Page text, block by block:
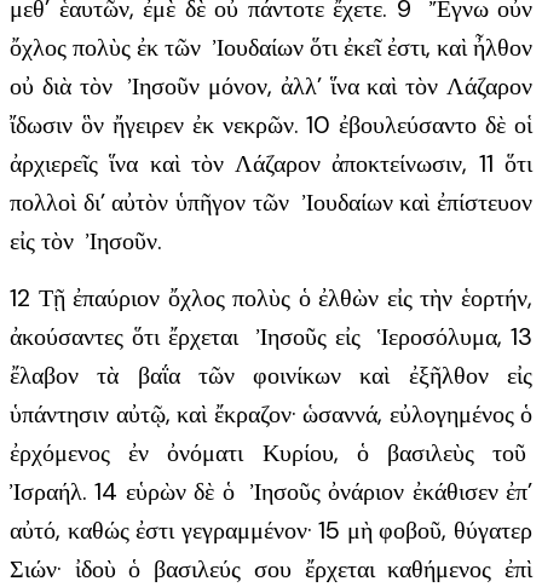
μεθ’ ἑαυτῶν, ἐμὲ δὲ οὐ πάντοτε ἔχετε. 9 Ἔγνω οὖν
ὄχλος πολὺς ἐκ τῶν Ἰουδαίων ὅτι ἐκεῖ ἐστι, καὶ ἦλθον
οὐ διὰ τὸν Ἰησοῦν μόνον, ἀλλ’ ἵνα καὶ τὸν Λάζαρον
ἴδωσιν ὃν ἤγειρεν ἐκ νεκρῶν. 10 ἐβουλεύσαντο δὲ οἱ
ἀρχιερεῖς ἵνα καὶ τὸν Λάζαρον ἀποκτείνωσιν, 11 ὅτι
πολλοὶ δι’ αὐτὸν ὑπῆγον τῶν Ἰουδαίων καὶ ἐπίστευον
εἰς τὸν Ἰησοῦν.
12 Τῇ ἐπαύριον ὄχλος πολὺς ὁ ἐλθὼν εἰς τὴν ἑορτήν,
ἀκούσαντες ὅτι ἔρχεται Ἰησοῦς εἰς Ἱεροσόλυμα, 13
ἔλαβον τὰ βαΐα τῶν φοινίκων καὶ ἐξῆλθον εἰς
ὑπάντησιν αὐτῷ, καὶ ἔκραζον· ὡσαννά, εὐλογημένος ὁ
ἐρχόμενος ἐν ὀνόματι Κυρίου, ὁ βασιλεὺς τοῦ
Ἰσραήλ. 14 εὑρὼν δὲ ὁ Ἰησοῦς ὀνάριον ἐκάθισεν ἐπ’
αὐτό, καθώς ἐστι γεγραμμένον· 15 μὴ φοβοῦ, θύγατερ
Σιών· ἰδοὺ ὁ βασιλεύς σου ἔρχεται καθήμενος ἐπὶ